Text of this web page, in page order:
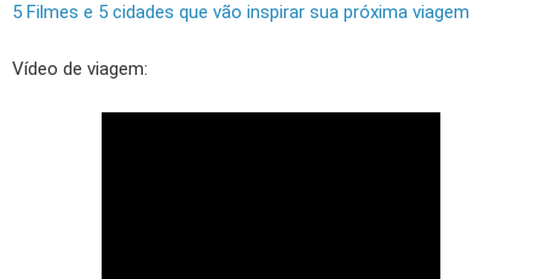
5 Filmes e 5 cidades que vão inspirar sua próxima viagem
Vídeo de viagem: